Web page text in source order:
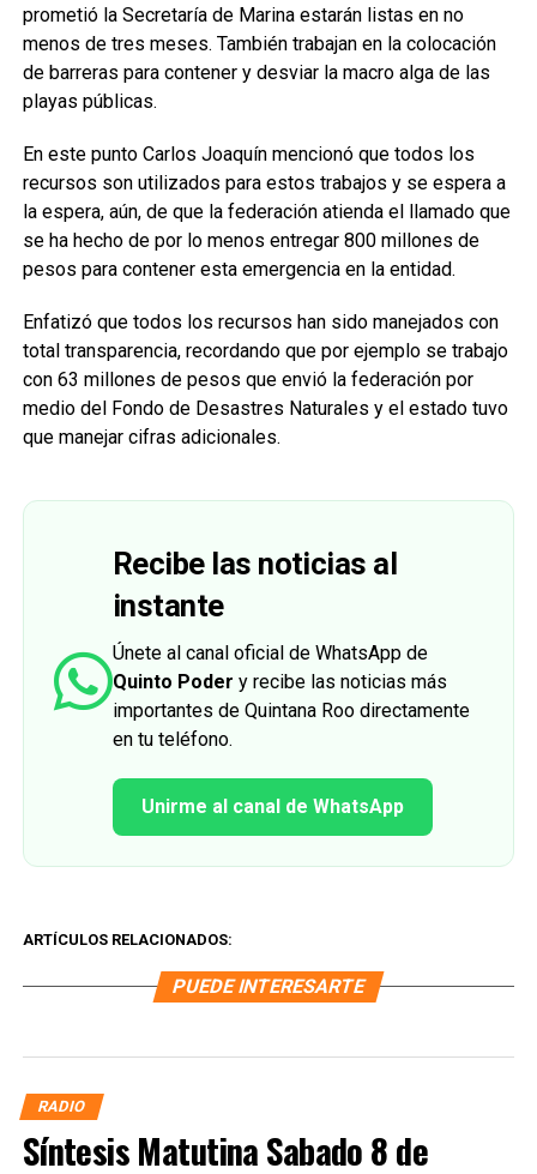
prometió la Secretaría de Marina estarán listas en no
menos de tres meses. También trabajan en la colocación
de barreras para contener y desviar la macro alga de las
playas públicas.
En este punto Carlos Joaquín mencionó que todos los
recursos son utilizados para estos trabajos y se espera a
la espera, aún, de que la federación atienda el llamado que
se ha hecho de por lo menos entregar 800 millones de
pesos para contener esta emergencia en la entidad.
Enfatizó que todos los recursos han sido manejados con
total transparencia, recordando que por ejemplo se trabajo
con 63 millones de pesos que envió la federación por
medio del Fondo de Desastres Naturales y el estado tuvo
que manejar cifras adicionales.
Recibe las noticias al
instante
Únete al canal oficial de WhatsApp de
Quinto Poder y recibe las noticias más
importantes de Quintana Roo directamente
en tu teléfono.
Unirme al canal de WhatsApp
ARTÍCULOS RELACIONADOS:
PUEDE INTERESARTE
RADIO
Síntesis Matutina Sabado 8 de